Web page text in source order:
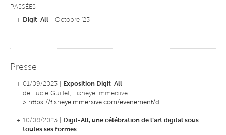
PASSÉES
+ Digit-All - Octobre '23
Presse
+ 01/09/2023 |
Exposition Digit-All
de Lucie Guillet, Fisheye Immersive
> https://fisheyeimmersive.com/evenement/d...
+ 10/08/2023 |
Digit-All, une célébration de l’art digital sous
toutes ses formes